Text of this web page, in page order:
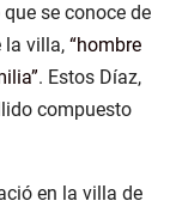
se conoce de
la villa,
hombre
. Estos Díaz,
compuesto
en la villa de